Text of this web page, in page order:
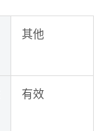
其他
有效